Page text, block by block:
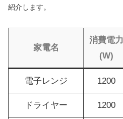
紹介します。
家電名
消費電力
(W)
電子レンジ 1200
ドライヤー 1200